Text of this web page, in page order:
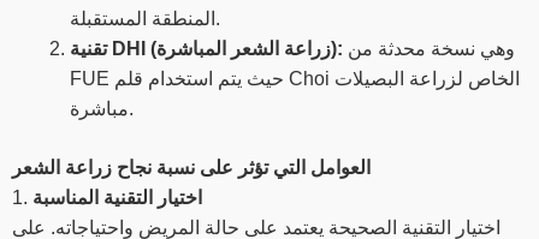
المنطقة المستقبلة.
تقنية DHI (زراعة الشعر المباشرة): وهي نسخة محدثة من
FUE حيث يتم استخدام قلم Choi الخاص لزراعة البصيلات
مباشرة.
العوامل التي تؤثر على نسبة نجاح زراعة الشعر
1. اختيار التقنية المناسبة
اختيار التقنية الصحيحة يعتمد على حالة المريض واحتياجاته. على